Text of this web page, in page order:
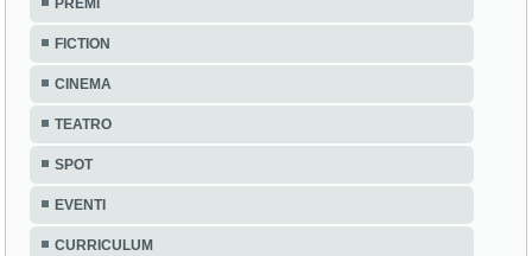
PREMI
FICTION
CINEMA
TEATRO
SPOT
EVENTI
CURRICULUM